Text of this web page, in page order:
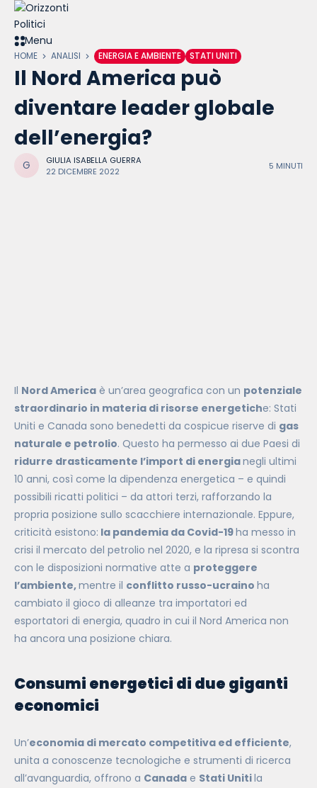
Skip
contentMenu
HOME ANALISI ENERGIA E AMBIENTE STATI UNITI
Il Nord America può
diventare leader globale
dell’energia?
GIULIA ISABELLA GUERRA
22 DICEMBRE 2022
5 MINUTI
Il Nord America è un’area geografica con un potenziale
straordinario in materia di risorse energetiche: Stati
Uniti e Canada sono benedetti da cospicue riserve di gas
naturale e petrolio. Questo ha permesso ai due Paesi di
ridurre drasticamente l’import di energianegli ultimi
10 anni, così come la dipendenza energetica – e quindi
possibili ricatti politici – da attori terzi, rafforzando la
propria posizione sullo scacchiere internazionale. Eppure,
criticità esistono: la pandemia da Covid-19ha messo in
crisi il mercato del petrolio nel 2020, e la ripresa si scontra
con le disposizioni normative atte a proteggere
l’ambiente,mentre il conflitto russo-ucraino ha
cambiato il gioco di alleanze tra importatori ed
esportatori di energia, quadro in cui il Nord America non
ha ancora una posizione chiara.
Consumi energetici di due giganti
economici
Un’economia di mercato competitiva ed efficiente,
unita a conoscenze tecnologiche e strumenti di ricerca
all’avanguardia, offrono a Canada e Stati Unitila